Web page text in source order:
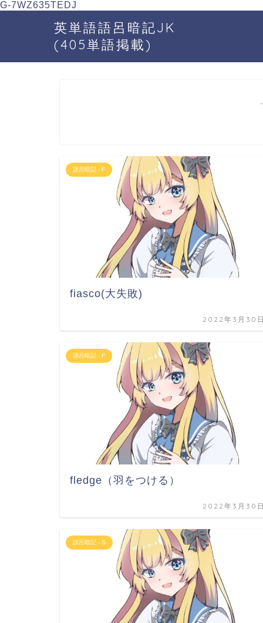
G-7WZ635TEDJ
英単語語呂暗記JK
(405単語掲載)
語呂暗記 - F
fiasco(大失敗)
2022年3月30日
語呂暗記 - F
fledge（羽をつける）
2022年3月30日
語呂暗記 - S